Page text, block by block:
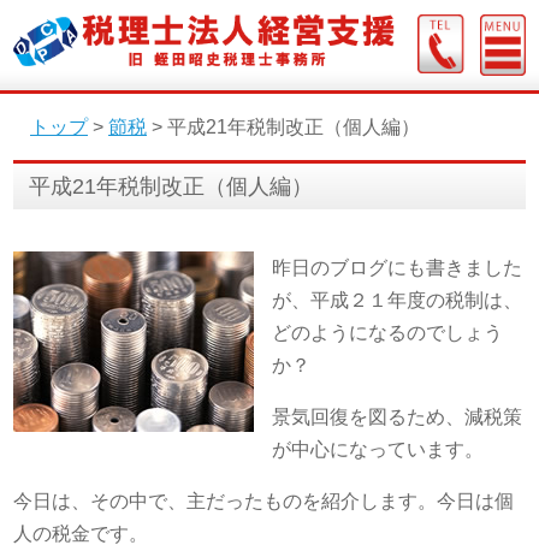
トップ> 節税 > 平成21年税制改正（個人編）
平成21年税制改正（個人編）
昨日のブログにも書きました
が、平成２１年度の税制は、
どのようになるのでしょう
か？
景気回復を図るため、減税策
が中心になっています。
今日は、その中で、主だったものを紹介します。今日は個
人の税金です。